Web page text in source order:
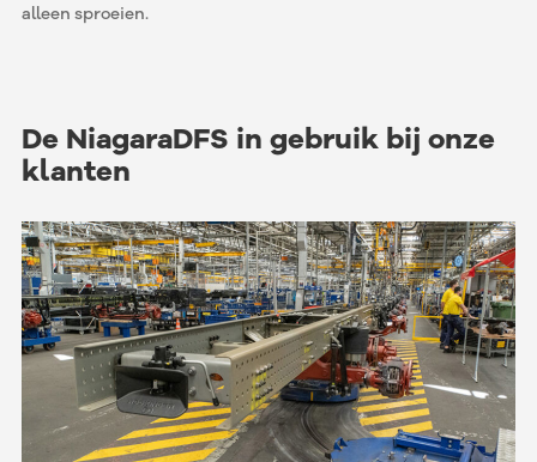
alleen sproeien.
De NiagaraDFS in gebruik bij onze
klanten